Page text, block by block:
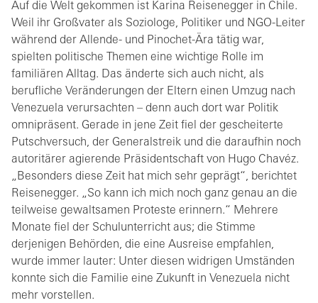
Auf die Welt gekommen ist Karina Reisenegger in Chile.
Weil ihr Großvater als Soziologe, Politiker und NGO-Leiter
während der Allende- und Pinochet-Ära tätig war,
spielten politische Themen eine wichtige Rolle im
familiären Alltag. Das änderte sich auch nicht, als
berufliche Veränderungen der Eltern einen Umzug nach
Venezuela verursachten – denn auch dort war Politik
omnipräsent. Gerade in jene Zeit fiel der gescheiterte
Putschversuch, der Generalstreik und die daraufhin noch
autoritärer agierende Präsidentschaft von Hugo Chavéz.
„Besonders diese Zeit hat mich sehr geprägt“, berichtet
Reisenegger. „So kann ich mich noch ganz genau an die
teilweise gewaltsamen Proteste erinnern.“ Mehrere
Monate fiel der Schulunterricht aus; die Stimme
derjenigen Behörden, die eine Ausreise empfahlen,
wurde immer lauter: Unter diesen widrigen Umständen
konnte sich die Familie eine Zukunft in Venezuela nicht
mehr vorstellen.